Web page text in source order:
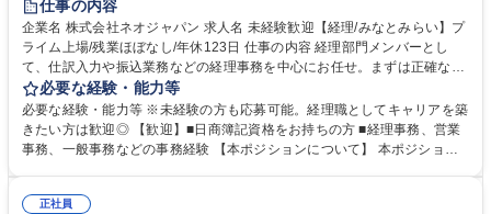
完全週休2日制
交通費支給 駅近5分以内 土日祝休み
服装自由
寮・社宅あり
仕事の内容
企業名 株式会社ネオジャパン 求人名 未経験歓迎【経理/みなとみらい】プ
ライム上場/残業ほぼなし/年休123日 仕事の内容 経理部門メンバーとし
て、仕訳入力や振込業務などの経理事務を中心にお任せ。まずは正確な入
力・確認業務からスタートし、既存メンバーと一緒に業務を進めながら段
階的に経理知識を身につけていただきます。 【具体的には】 ■社内稟議に
基づく仕訳入力 ■月末の振込業務 ■明細作成 ■伝票処理、記帳業務 ■既存
メンバーの業務サポート 【将来的には】 ■月次決算補助 ■四半期・年次決
想定です。 募集職種 未経験歓迎【経理/みなとみらい】プライム上場/残業
必要な経験・能力等
必要な経験・能力等 ※未経験の方も応募可能。経理職としてキャリアを築
きたい方は歓迎◎ 【歓迎】■日商簿記資格をお持ちの方 ■経理事務、営業
事務、一般事務などの事務経験 【本ポジションについて】 本ポジション
当し、3～5年をかけて月次決算・四半期決算・開示資料作成補助などへス
正社員